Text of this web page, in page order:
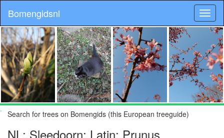
Bomengidsnl
.
Search for trees on Bomengids (this European treeguide)
NL: Sleedoorn; Latin: Prunus